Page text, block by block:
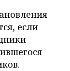
если